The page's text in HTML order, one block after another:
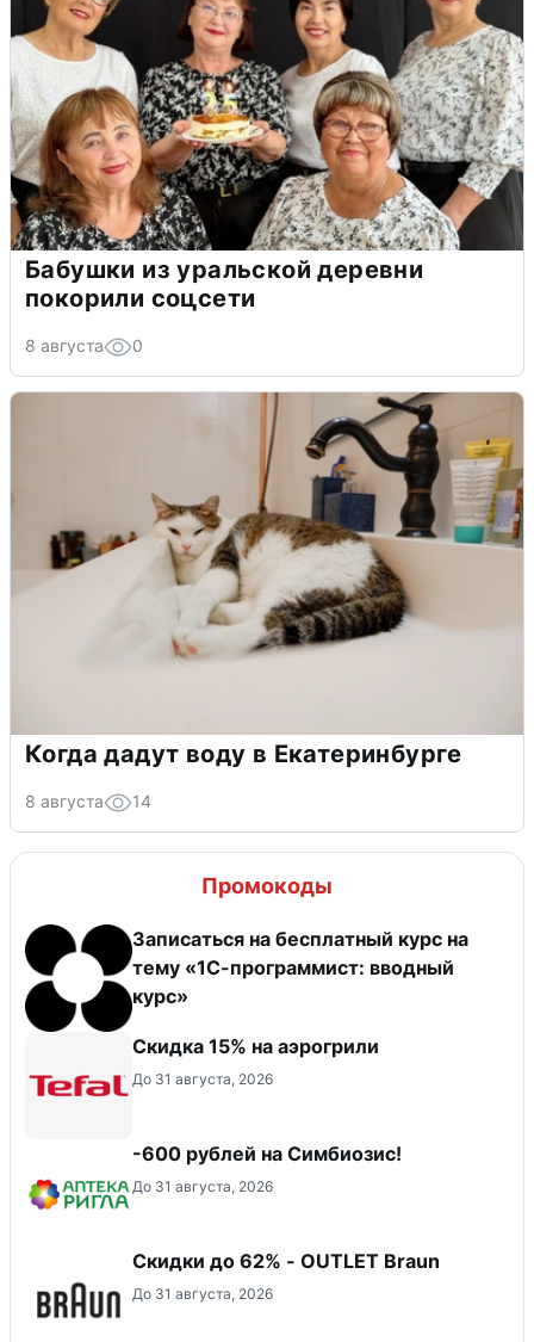
Бабушки из уральской деревни
покорили соцсети
8 августа 0
Когда дадут воду в Екатеринбурге
8 августа 14
Промокоды
Записаться на бесплатный курс на
тему «1С-программист: вводный
курс»
Скидка 15% на аэрогрили
До 31 августа, 2026
-600 рублей на Симбиозис!
До 31 августа, 2026
Скидки до 62% - OUTLET Braun
До 31 августа, 2026